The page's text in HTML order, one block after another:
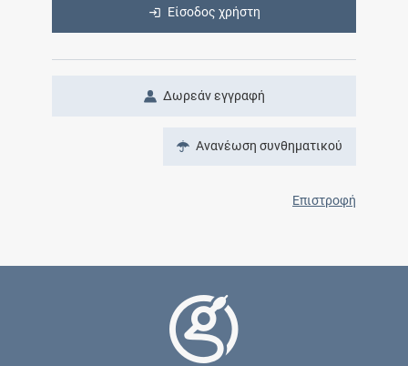
Είσοδος χρήστη
Δωρεάν εγγραφή
Ανανέωση συνθηματικού
Επιστροφή